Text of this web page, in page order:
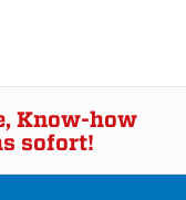
Know-how
sofort!